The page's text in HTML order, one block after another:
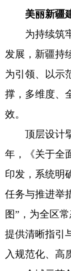
美丽新疆
为持续筑
发展，新疆持
为引领、以示
撑，多维度、
效。
顶层设计
年，《关于全
印发，系统明
任务与推进举
图”，为全区
提供清晰指引
入规范化、高